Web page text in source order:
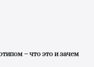
– что это и зачем